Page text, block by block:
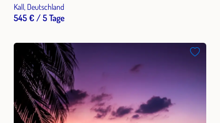
Kall, Deutschland
545 € / 5 Tage